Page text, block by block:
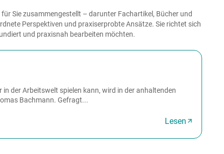
Sie zusammengestellt – darunter Fachartikel, Bücher und
Perspektiven und praxiserprobte Ansätze. Sie richtet sich
und praxisnah bearbeiten möchten.
in der Arbeitswelt spielen kann, wird in der anhaltenden
Bachmann. Gefragt...
Lesen